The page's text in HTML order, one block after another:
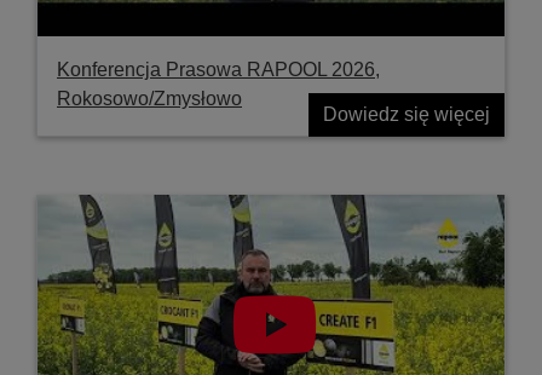
Konferencja Prasowa RAPOOL 2026,
Rokosowo/Zmysłowo
Dowiedz się więcej